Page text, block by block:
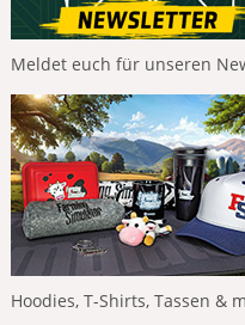
Meldet euch für unseren
Hoodies, T-Shirts, Tassen &